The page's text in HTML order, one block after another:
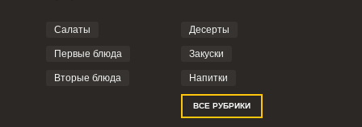
Фото до 4 шт, до 5 mb
Отправляя эту форму, вы соглашаетесь с
Политикой
Салаты
Первые блюда
Вторые блюда
Десерты
Закуски
Напитки
ВСЕ РУБРИКИ